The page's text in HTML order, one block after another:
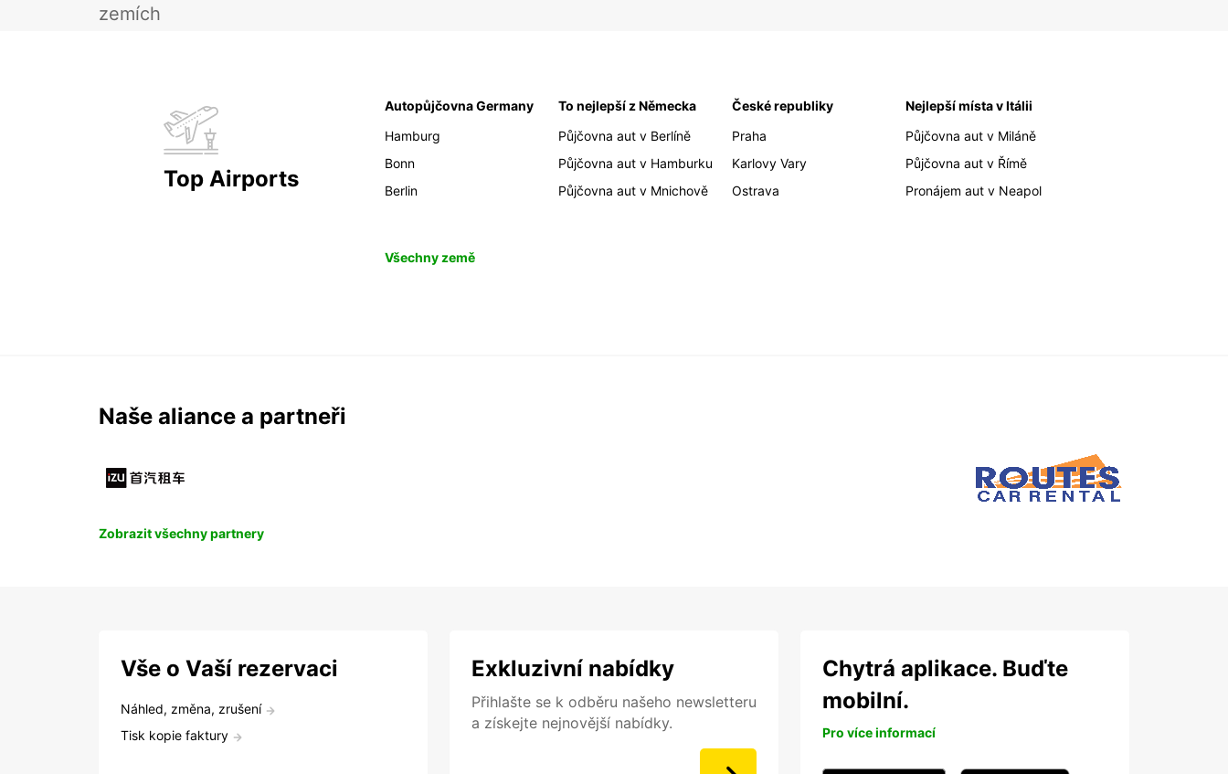
zemích
Top Airports
Autopůjčovna Germany
Hamburg
Bonn
Berlin
To nejlepší z Německa
Půjčovna aut v Berlíně
Půjčovna aut v Hamburku
Půjčovna aut v Mnichově
České republiky
Praha
Karlovy Vary
Ostrava
Nejlepší místa v Itálii
Půjčovna aut v Miláně
Půjčovna aut v Římě
Pronájem aut v Neapol
Všechny země
Naše aliance a partneři
Zobrazit všechny partnery
Vše o Vaší rezervaci
Náhled, změna, zrušení
Tisk kopie faktury
Exkluzivní nabídky
Přihlašte se k odběru našeho newsletteru
a získejte nejnovější nabídky.
Chytrá aplikace. Buďte
mobilní.
Pro více informací